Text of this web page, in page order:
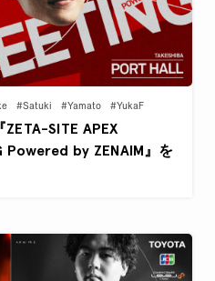
#Satuki #Yamato #YukaF
ZETA-SITE APEX
Powered by ZENAIM』を